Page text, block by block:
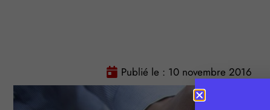
Publié le : 10 novembre 2016